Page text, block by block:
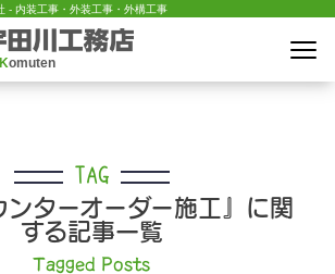
- 内装工事・外装工事・外構工事
Komuten
TAG
ンターオーダー施工』に関
する記事一覧
Tagged Posts